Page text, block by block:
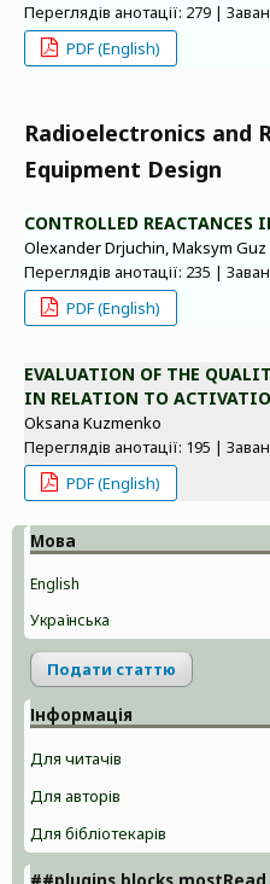
Переглядів анотації: 279 |
PDF (English)
Radioelectronics and
Equipment Design
CONTROLLED REACTANCES
Olexander Drjuchin, Maksym Guz
Переглядів анотації: 235 |
PDF (English)
EVALUATION OF THE
IN RELATION TO
Oksana Kuzmenko
Переглядів анотації: 195 |
PDF (English)
Мова
English
Українська
Подати статтю
Інформація
Для читачів
Для авторів
Для бібліотекарів